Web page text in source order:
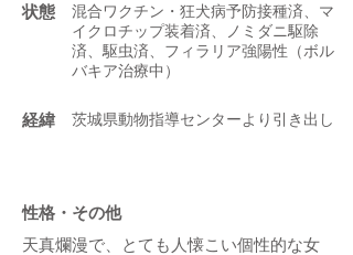
状態
混合ワクチン・狂犬病予防接種済、マ
イクロチップ装着済、ノミダニ駆除
済、駆虫済、フィラリア強陽性（ボル
バキア治療中）
​経緯 茨城県動物指導センターより引き出し
性格・その他
天真爛漫で、とても人懐こい個性的な女